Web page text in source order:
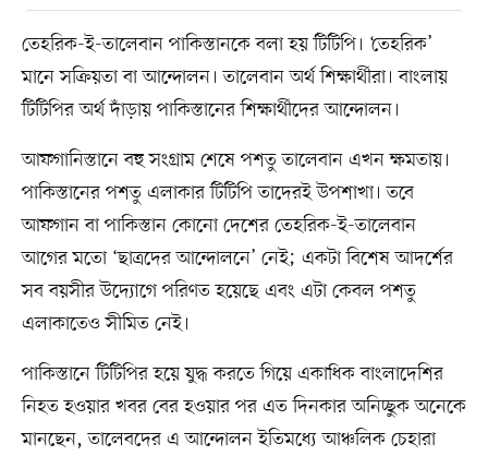
তেহরিক-ই-তালেবান পাকিস্তানকে বলা হয় টিটিপি। ‘তেহরিক’
মানে সক্রিয়তা বা আন্দোলন। তালেবান অর্থ শিক্ষার্থীরা। বাংলায়
টিটিপির অর্থ দাঁড়ায় পাকিস্তানের শিক্ষার্থীদের আন্দোলন।
আফগানিস্তানে বহু সংগ্রাম শেষে পশতু তালেবান এখন ক্ষমতায়।
পাকিস্তানের পশতু এলাকার টিটিপি তাদেরই উপশাখা। তবে
আফগান বা পাকিস্তান কোনো দেশের তেহরিক-ই-তালেবান
আগের মতো ‘ছাত্রদের আন্দোলনে’ নেই; একটা বিশেষ আদর্শের
সব বয়সীর উদ্যোগে পরিণত হয়েছে এবং এটা কেবল পশতু
এলাকাতেও সীমিত নেই।
পাকিস্তানে টিটিপির হয়ে যুদ্ধ করতে গিয়ে একাধিক বাংলাদেশির
নিহত হওয়ার খবর বের হওয়ার পর এত দিনকার অনিচ্ছুক অনেকে
মানছেন, তালেবদের এ আন্দোলন ইতিমধ্যে আঞ্চলিক চেহারা